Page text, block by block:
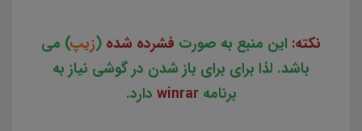
نکته: این منبع به صورت فشرده شده (زیپ) می
باشد. لذا برای برای باز شدن در گوشی نیاز به
برنامهwinrar دارد.